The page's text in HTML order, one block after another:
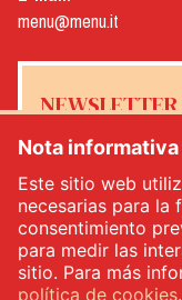
menu@menu.it
Sí, me gustaría
Nota
Este sitio web
necesarias para la
consentimiento
para medir las
sitio. Para más
política de cookies.